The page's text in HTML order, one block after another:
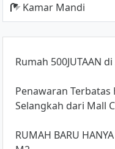
Kamar Mandi
Rumah 500JUTAAN
Penawaran Terbatas
Selangkah dari Mall
RUMAH BARU